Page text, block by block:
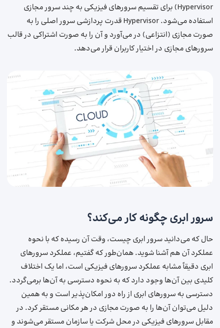
Hypervisor) برای تقسیم سرورهای فیزیکی به چند سرور مجازی
استفاده می‌شود. Hypervisor قدرت پردازشی سرور اصلی را به‌
صورت مجازی (انتزاعی) در می‌آورد و آن را به ‌صورت اشتراکی در قالب
سرورهای مجازی در اختیار کاربران قرار می‌دهد.
سرور ابری چگونه کار می‌کند؟
حال که می‌دانید سرور ابری چیست، وقت آن رسیده که با نحوه
عملکرد آن هم آشنا شوید. همان‌طور که گفتیم، عملکرد سرورهای
ابری دقیقاً مشابه عملکرد سرورهای فیزیکی است، اما یک اختلاف
کلیدی بین آن‌ها وجود دارد که به نحوه دسترسی به آن‌ها برمی‌گردد.
دسترسی به سرورهای ابری از راه دور امکان‌پذیر است و به همین
دلیل می‌توان آن‌ها را به‌ صورت مجازی در هر مکانی مستقر کرد. در
مقابل سرورهای فیزیکی در محل شرکت یا سازمان مستقر می‌شوند و